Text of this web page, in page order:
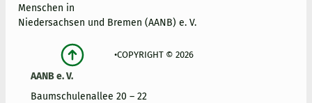
Menschen in
Niedersachsen und Bremen (AANB) e. V.
•COPYRIGHT © 2026
AANB e. V.
Baumschulenallee 20 – 22